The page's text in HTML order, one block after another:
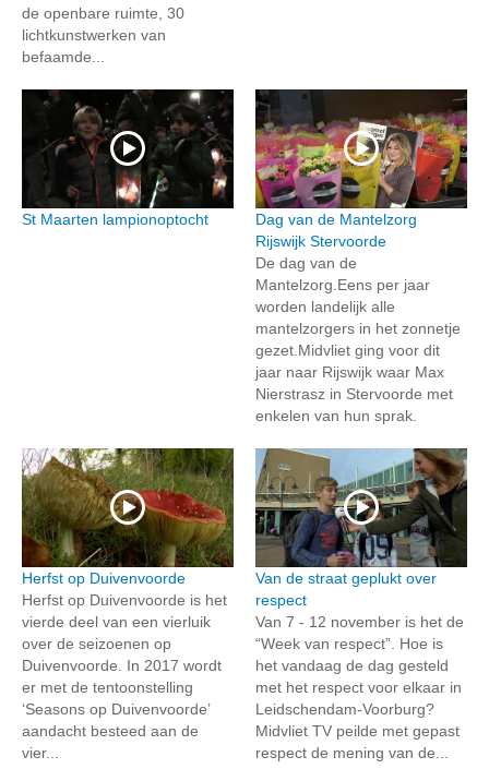
de openbare ruimte, 30
lichtkunstwerken van
befaamde...
St Maarten lampionoptocht
Dag van de Mantelzorg
Rijswijk Stervoorde
De dag van de
Mantelzorg.Eens per jaar
worden landelijk alle
mantelzorgers in het zonnetje
gezet.Midvliet ging voor dit
jaar naar Rijswijk waar Max
Nierstrasz in Stervoorde met
enkelen van hun sprak.
Herfst op Duivenvoorde
Herfst op Duivenvoorde is het
vierde deel van een vierluik
over de seizoenen op
Duivenvoorde. In 2017 wordt
er met de tentoonstelling
‘Seasons op Duivenvoorde’
aandacht besteed aan de
vier...
Van de straat geplukt over
respect
Van 7 - 12 november is het de
“Week van respect”. Hoe is
het vandaag de dag gesteld
met het respect voor elkaar in
Leidschendam-Voorburg?
Midvliet TV peilde met gepast
respect de mening van de...